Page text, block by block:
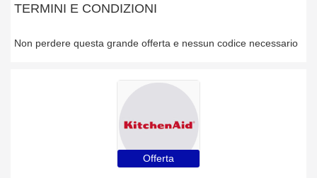
TERMINI E CONDIZIONI
Non perdere questa grande offerta e nessun codice necessario
Offerta